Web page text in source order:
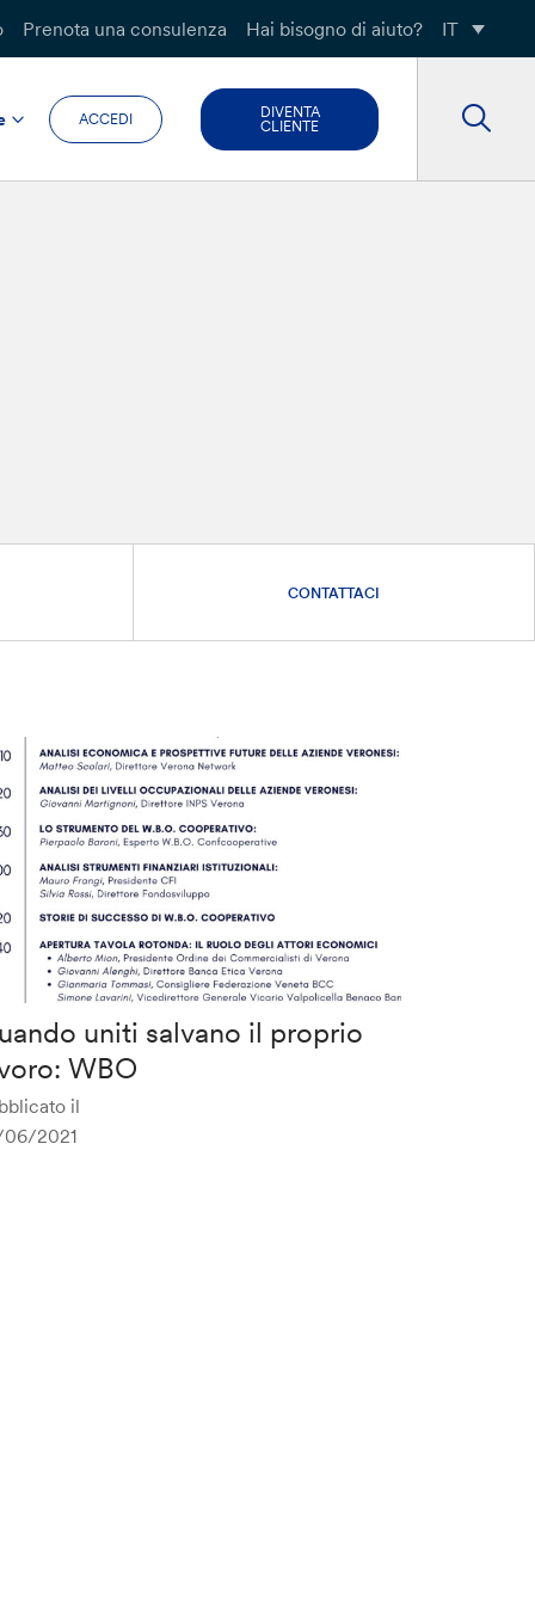
Prenota una consulenza Hai bisogno di aiuto? IT
ACCEDI
DIVENTA
CLIENTE
CONTATTACI
uniti salvano il proprio
WBO
il
2021